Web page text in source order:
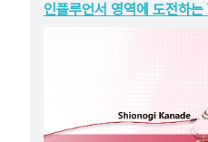
인플루언서 영역에 도전하